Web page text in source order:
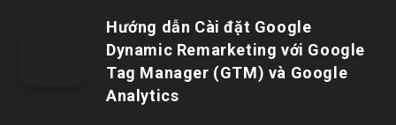
Hướng dẫn Cài đặt Google
Dynamic Remarketing với Google
Tag Manager (GTM) và Google
Analytics